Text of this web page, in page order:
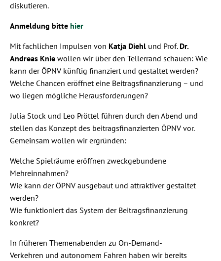
diskutieren.
Anmeldung bitte hier
Mit fachlichen Impulsen von Katja Diehl und Prof. Dr.
Andreas Knie wollen wir über den Tellerrand schauen: Wie
kann der ÖPNV künftig finanziert und gestaltet werden?
Welche Chancen eröffnet eine Beitragsfinanzierung – und
wo liegen mögliche Herausforderungen?
Julia Stock und Leo Pröttel führen durch den Abend und
stellen das Konzept des beitragsfinanzierten ÖPNV vor.
Gemeinsam wollen wir ergründen:
Welche Spielräume eröffnen zweckgebundene
Mehreinnahmen?
Wie kann der ÖPNV ausgebaut und attraktiver gestaltet
werden?
Wie funktioniert das System der Beitragsfinanzierung
konkret?
In früheren Themenabenden zu On-Demand-
Verkehren und autonomem Fahren haben wir bereits